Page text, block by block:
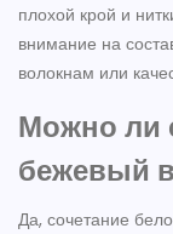
плохой крой и
внимание на
волокнам или
Можно ли
бежевый
Да, сочетание